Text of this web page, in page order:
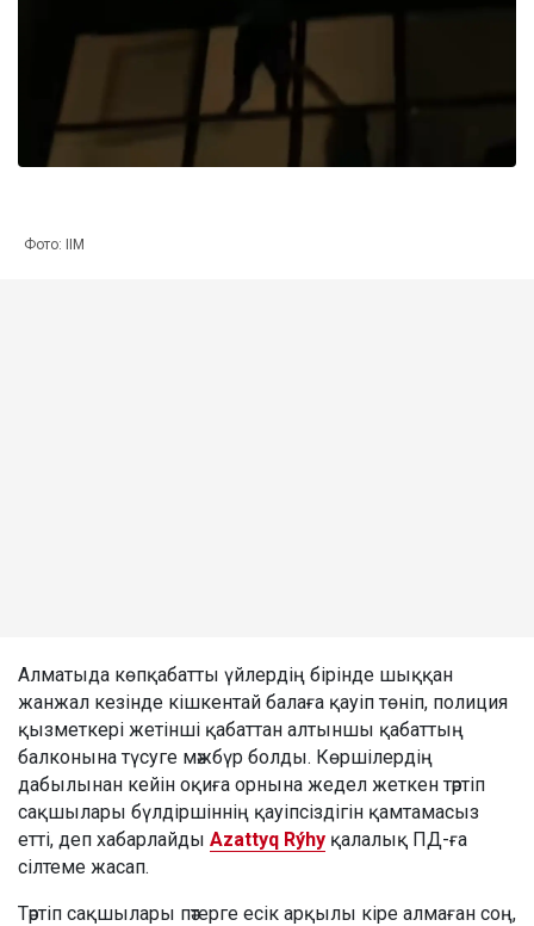
Фото: ІІМ
Алматыда көпқабатты үйлердің бірінде шыққан
жанжал кезінде кішкентай балаға қауіп төніп, полиция
қызметкері жетінші қабаттан алтыншы қабаттың
балконына түсуге мәжбүр болды. Көршілердің
дабылынан кейін оқиға орнына жедел жеткен тәртіп
сақшылары бүлдіршіннің қауіпсіздігін қамтамасыз
етті, деп хабарлайды Azattyq Rýhy қалалық ПД-ға
сілтеме жасап.
Тәртіп сақшылары пәтерге есік арқылы кіре алмаған соң,